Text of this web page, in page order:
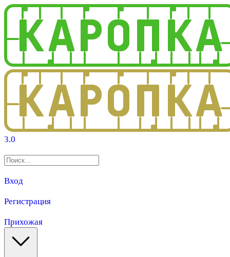
3.0
Вход
Регистрация
Прихожая